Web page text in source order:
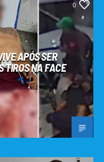
0
APÓS SER
TIROS NA FACE